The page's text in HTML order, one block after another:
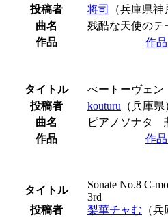
投稿者
将司
（兵庫県神
曲名
残酷な天使のテ
作品
作
タイトル
べートーヴェ
投稿者
kouturu （兵庫県
曲名
ピアノソナタ
作品
作
タイトル
Sonate No.8 C-
3rd
投稿者
梨華チャむ （